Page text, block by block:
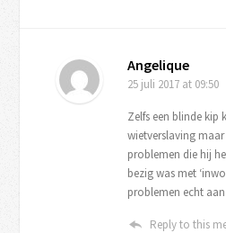
Angelique
25 juli 2017 at 09:50
Zelfs een blinde kip
wietverslaving
problemen die hij
bezig was met
problemen echt
Reply to this